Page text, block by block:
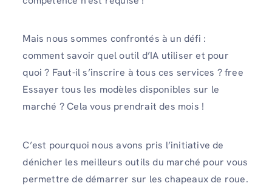
Mais nous sommes confrontés à un défi :
comment savoir quel outil d’IA utiliser et pour
quoi ? Faut-il s’inscrire à tous ces services ? free
Essayer tous les modèles disponibles sur le
marché ? Cela vous prendrait des mois !
C’est pourquoi nous avons pris l’initiative de
dénicher les meilleurs outils du marché pour vous
permettre de démarrer sur les chapeaux de roue.